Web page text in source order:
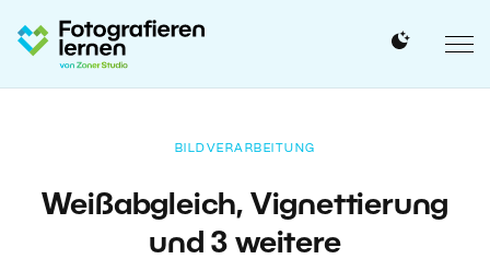
BILDVERARBEITUNG
Weißabgleich, Vignettierung
und 3 weitere